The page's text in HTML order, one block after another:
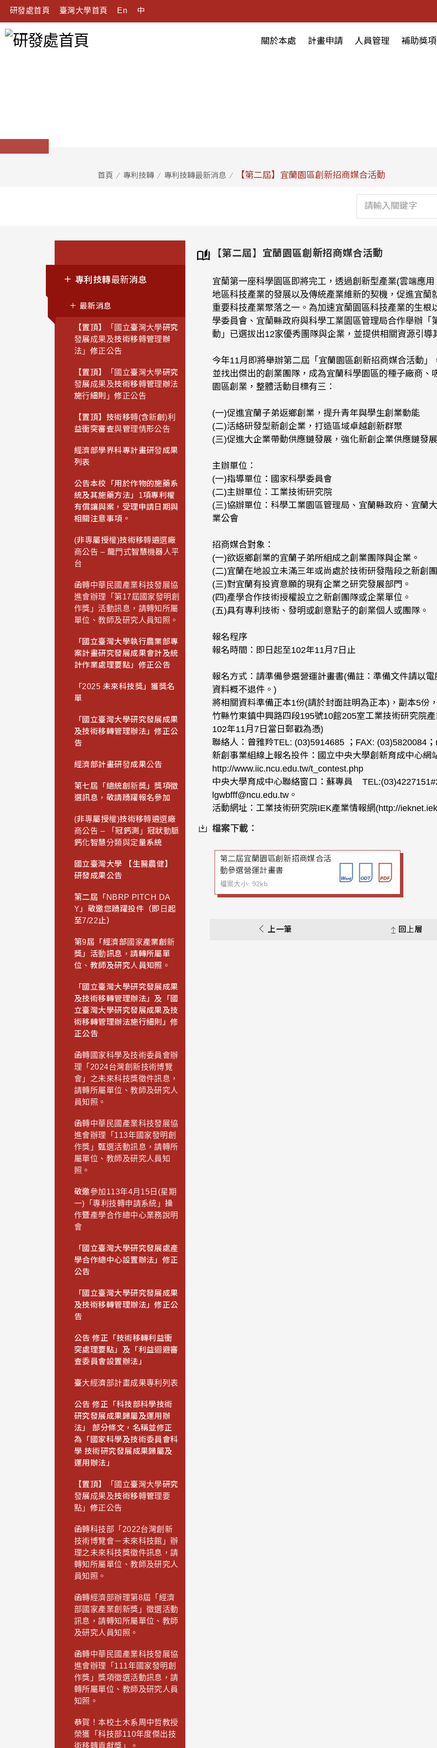
研發處首頁 臺灣大學首頁 En 中
關於本處 計畫申請 人員管理 補助獎項
首頁 專利技轉 專利技轉最新消息 【第二屆】宜蘭園區創新招商媒合活動
專利技轉最新消息
最新消息
【置頂】「國立臺灣大學研究
發展成果及技術移轉管理辦
法」修正公告
【置頂】「國立臺灣大學研究
發展成果及技術移轉管理辦法
施行細則」修正公告
【置頂】技術移轉(含新創)利
益衝突審查與管理情形公告
經濟部學界科專計畫研發成果
列表
公告本校「用於作物的施藥系
統及其施藥方法」1項專利權
有償讓與案，受理申請日期與
相關注意事項。
(非專屬授權)技術移轉遴選廠
商公告 – 龍門式智慧機器人平
台
函轉中華民國產業科技發展協
進會辦理「第17屆國家發明創
作獎」活動訊息，請轉知所屬
單位、教師及研究人員知照。
「國立臺灣大學執行農業部專
案計畫研究發展成果會計及統
計作業處理要點」修正公告
「2025 未來科技獎」獲獎名
單
「國立臺灣大學研究發展成果
及技術移轉管理辦法」修正公
告
經濟部計畫研發成果公告
第七屆「總統創新獎」獎項徵
選訊息，敬請踴躍報名參加
(非專屬授權)技術移轉遴選廠
商公告 – 「冠鈣測」冠狀動脈
鈣化智慧分類與定量系統
國立臺灣大學 【生醫農健】
研發成果公告
第二屆「NBRP PITCH DA
Y」敬邀您踴躍投件（即日起
至7/22止）
第9屆「經濟部國家產業創新
獎」活動訊息，請轉所屬單
位、教師及研究人員知照。
「國立臺灣大學研究發展成果
及技術移轉管理辦法」及「國
立臺灣大學研究發展成果及技
術移轉管理辦法施行細則」修
正公告
函轉國家科學及技術委員會辦
理「2024台灣創新技術博覽
會」之未來科技獎徵件訊息，
請轉所屬單位、教師及研究人
員知照。
函轉中華民國產業科技發展協
進會辦理「113年國家發明創
作獎」甄選活動訊息，請轉所
屬單位、教師及研究人員知
照。
敬邀參加113年4月15日(星期
一)「專利技轉申請系統」操
作暨產學合作總中心業務說明
會
「國立臺灣大學研究發展處產
學合作總中心設置辦法」修正
公告
「國立臺灣大學研究發展成果
及技術移轉管理辦法」修正公
告
公告 修正「技術移轉利益衝
突處理要點」及「利益迴避審
查委員會設置辦法」
臺大經濟部計畫成果專利列表
公告 修正「科技部科學技術
研究發展成果歸屬及運用辦
法」 部分條文，名稱並修正
為「國家科學及技術委員會科
學 技術研究發展成果歸屬及
運用辦法」
【置頂】「國立臺灣大學研究
發展成果及技術移轉管理要
點」修正公告
函轉科技部「2022台灣創新
技術博覽會－未來科技館」辦
理之未來科技獎徵件訊息，請
轉知所屬單位、教師及研究人
員知照。
函轉經濟部辦理第8屆「經濟
部國家產業創新獎」徵選活動
訊息，請轉知所屬單位、教師
及研究人員知照。
函轉中華民國產業科技發展協
進會辦理「111年國家發明創
作獎」獎項徵選活動訊息，請
轉所屬單位、教師及研究人員
知照。
恭賀！本校土木系周中哲教授
榮獲「科技部110年度傑出技
術移轉貢獻獎」。
【第二屆】宜蘭園區創新招商媒合活動
宜蘭第一座科學園區即將完工，透過創新型產業(雲端應
地區科技產業的發展以及傳統產業維新的契機，促進宜
重要科技產業聚落之一。為加速宜蘭園區科技產業的生
學委員會、宜蘭縣政府與科學工業園區管理局合作舉辦
動」已選拔出12家優秀團隊與企業，並提供相關資源引導
今年11月即將舉辦第二屆「宜蘭園區創新招商媒合活動
並找出傑出的創業團隊，成為宜蘭科學園區的種子廠商
園區創業，整體活動目標有三：
(一)促進宜蘭子弟返鄉創業，提升青年與學生創業動能
(二)活絡研發型新創企業，打造區域卓越創新群聚
(三)促進大企業帶動供應鏈發展，強化新創企業供應鏈發展
主辦單位：
(一)指導單位：國家科學委員會
(二)主辦單位：工業技術研究院
(三)協辦單位：科學工業園區管理局、宜蘭縣政府、宜蘭
業公會
招商媒合對象：
(一)欲返鄉創業的宜蘭子弟所組成之創業團隊與企業。
(二)宜蘭在地設立未滿三年或尚處於技術研發階段之新創
(三)對宜蘭有投資意願的現有企業之研究發展部門。
(四)產學合作技術授權設立之新創團隊或企業單位。
(五)具有專利技術、發明或創意點子的創業個人或團隊。
報名程序
報名時間：即日起至102年11月7日止
報名方式：請準備參選營運計畫書(備註：準備文件請以
資料概不退件。)
將相關資料準備正本1份(請於封面註明為正本)，副本5份
竹縣竹東鎮中興路四段195號10館205室工業技術研究院
102年11月7日當日郵戳為憑)
聯絡人：曾雅羚TEL: (03)5914685 ；FAX: (03)5820084
新創事業組線上報名投件：國立中央大學創新育成中心網
http://www.iic.ncu.edu.tw/t_contest.php
中央大學育成中心聯絡窗口：蘇專員
活動網址：工業技術研究院IEK產業情報
檔案下載：
第二屆宜蘭園區創新招商媒合活
動參選營運計畫書
檔案大小: 92kb
上一筆 回上層